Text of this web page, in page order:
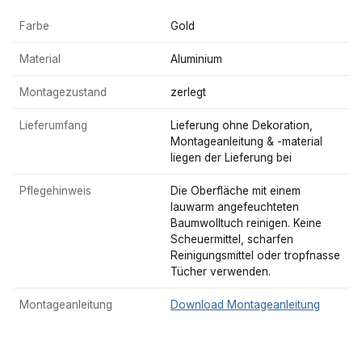
Farbe Gold
Material Aluminium
Montagezustand zerlegt
Lieferumfang
Lieferung ohne Dekoration,
Montageanleitung & -material
liegen der Lieferung bei
Pflegehinweis
Die Oberfläche mit einem
lauwarm angefeuchteten
Baumwolltuch reinigen. Keine
Scheuermittel, scharfen
Reinigungsmittel oder tropfnasse
Tücher verwenden.
Montageanleitung Download Montageanleitung